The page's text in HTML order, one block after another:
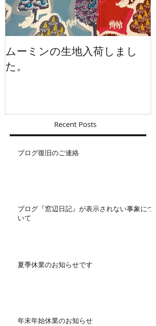
ムーミンの生地入荷しまし
た。
Recent Posts
ブログ復旧のご連絡
ブログ『窓辺日記』が表示されない事象につ
いて
夏季休業のお知らせです
年末年始休業のお知らせ